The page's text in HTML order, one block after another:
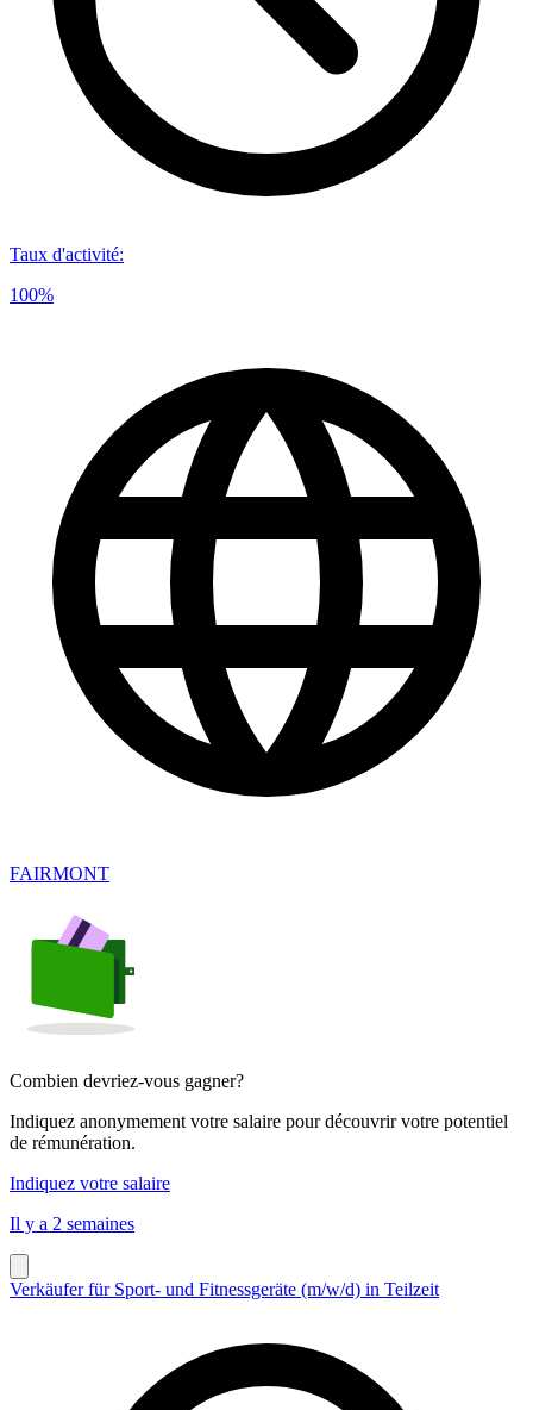
Taux d'activité:
100%
FAIRMONT
Combien devriez-vous gagner?
Indiquez anonymement votre salaire pour découvrir votre potentiel
de rémunération.
Indiquez votre salaire
Il y a 2 semaines
Verkäufer für Sport- und Fitnessgeräte (m/w/d) in Teilzeit